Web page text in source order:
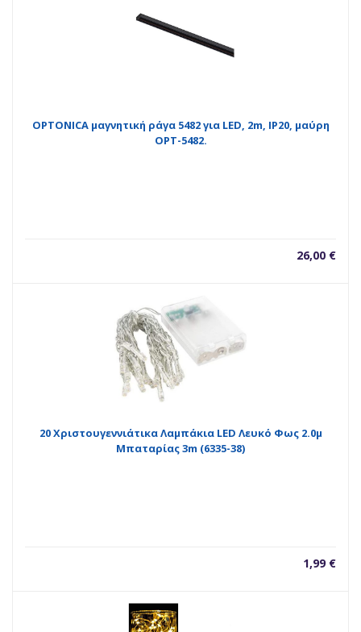
OPTONICA μαγνητική ράγα 5482 για LED, 2m, IP20, μαύρη
OPT-5482.
26,00 €
20 Χριστουγεννιάτικα Λαμπάκια LED Λευκό Φως 2.0μ
Μπαταρίας 3m (6335-38)
1,99 €